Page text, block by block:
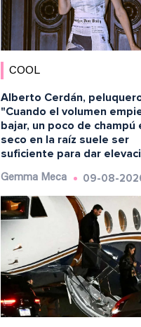
COOL
Alberto Cerdán,
"Cuando el volumen
bajar, un poco de champú
seco en la raíz suele ser
suficiente para dar
Gemma Meca 09-08-